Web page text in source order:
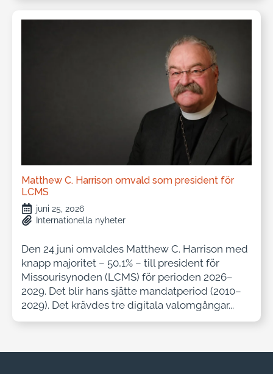
Matthew C. Harrison omvald som president för
LCMS
juni 25, 2026
Internationella nyheter
Den 24 juni omvaldes Matthew C. Harrison med
knapp majoritet – 50,1% – till president för
Missourisynoden (LCMS) för perioden 2026–
2029. Det blir hans sjätte mandatperiod (2010–
2029). Det krävdes tre digitala valomgångar...